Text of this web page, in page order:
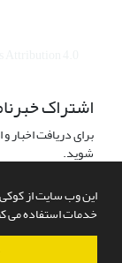
این وب سایت از کوکی
خدمات استفاده می
اشتراک
برای دریافت اخبار
شوید.